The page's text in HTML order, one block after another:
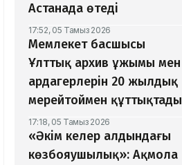
Астанада өтеді
17:52, 05 Тамыз 2026
Мемлекет басшысы
Ұлттық архив ұжымы мен
ардагерлерін 20 жылдық
мерейтоймен құттықтады
17:18, 05 Тамыз 2026
«Әкім келер алдындағы
көзбояушылық»: Ақмола